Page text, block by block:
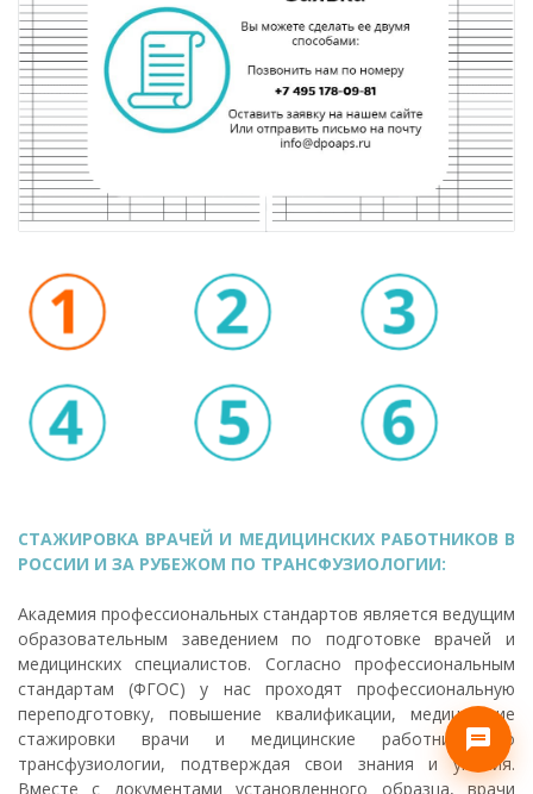
СТАЖИРОВКА ВРАЧЕЙ И МЕДИЦИНСКИХ РАБОТНИКОВ В
РОССИИ И ЗА РУБЕЖОМ ПО ТРАНСФУЗИОЛОГИИ:
Академия профессиональных стандартов является ведущим
образовательным заведением по подготовке врачей и
медицинских специалистов. Согласно профессиональным
стандартам (ФГОС) у нас проходят профессиональную
переподготовку, повышение квалификации, медицинские
стажировки врачи и медицинские работники по
трансфузиологии, подтверждая свои знания и умения.
Вместе с документами установленного образца, врачи